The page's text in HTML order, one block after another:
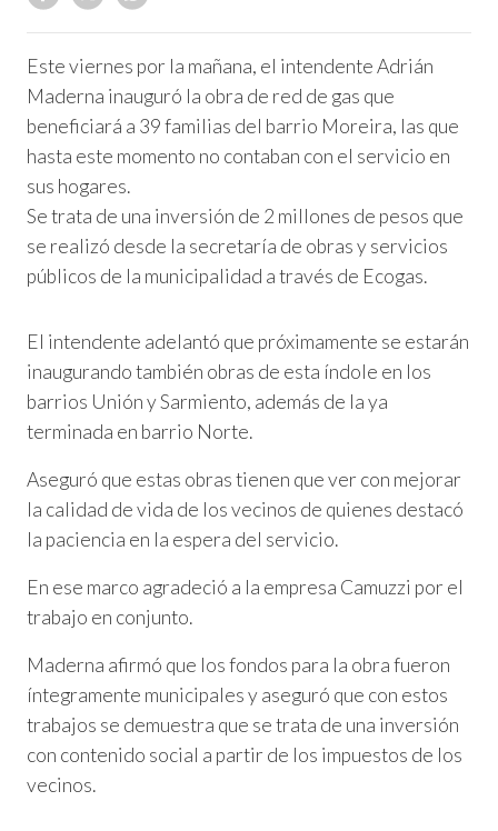
Este viernes por la mañana, el intendente Adrián
Maderna inauguró la obra de red de gas que
beneficiará a 39 familias del barrio Moreira, las que
hasta este momento no contaban con el servicio en
sus hogares.
Se trata de una inversión de 2 millones de pesos que
se realizó desde la secretaría de obras y servicios
públicos de la municipalidad a través de Ecogas.
El intendente adelantó que próximamente se estarán
inaugurando también obras de esta índole en los
barrios Unión y Sarmiento, además de la ya
terminada en barrio Norte.
Aseguró que estas obras tienen que ver con mejorar
la calidad de vida de los vecinos de quienes destacó
la paciencia en la espera del servicio.
En ese marco agradeció a la empresa Camuzzi por el
trabajo en conjunto.
Maderna afirmó que los fondos para la obra fueron
íntegramente municipales y aseguró que con estos
trabajos se demuestra que se trata de una inversión
con contenido social a partir de los impuestos de los
vecinos.